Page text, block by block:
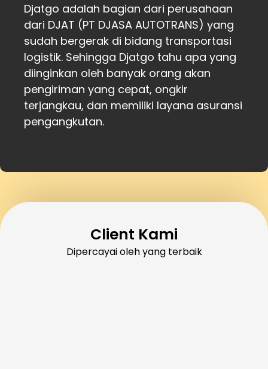
Djatgo adalah bagian dari perusahaan
dari DJAT (PT DJASA AUTOTRANS) yang
sudah bergerak di bidang transportasi
logistik. Sehingga Djatgo tahu apa yang
diinginkan oleh banyak orang akan
pengiriman yang cepat, ongkir
terjangkau, dan memiliki layana asuransi
pengangkutan.
Client Kami
Dipercayai oleh yang terbaik